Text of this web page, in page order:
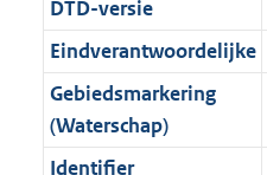
n
f
o
r
m
K
b
i
n
f
o
r
5
K
e
i
n
f
o
K
b
i
e
i
n
f
2
1
b
DTD-versie
Eindverantwoordelijke
Gebiedsmarkering
(Waterschap)
Identifier